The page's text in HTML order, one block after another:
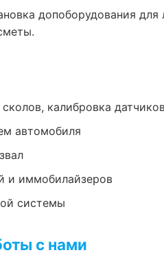
допоборудования
калибровка
автомобиля
и иммобилайзеров
системы
с нами